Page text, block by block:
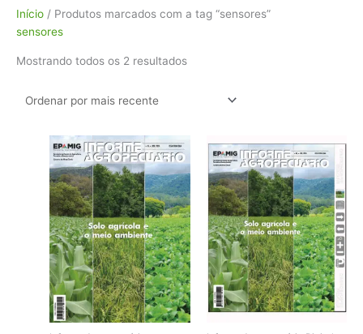
Início / Produtos marcados com a tag “sensores”
sensores
Mostrando todos os 2 resultados
Classificado
recente